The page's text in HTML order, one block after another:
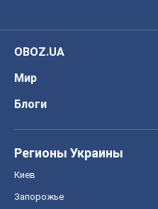
OBOZ.UA
Мир
Блоги
Регионы Украины
Киев
Запорожье